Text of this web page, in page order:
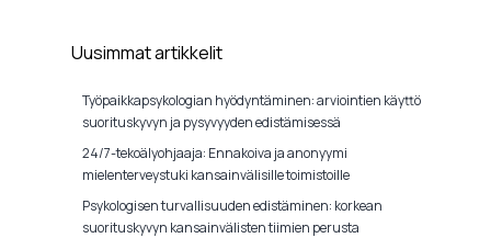
Uusimmat artikkelit
Työpaikkapsykologian hyödyntäminen: arviointien käyttö
suorituskyvyn ja pysyvyyden edistämisessä
24/7-tekoälyohjaaja: Ennakoiva ja anonyymi
mielenterveystuki kansainvälisille toimistoille
Psykologisen turvallisuuden edistäminen: korkean
suorituskyvyn kansainvälisten tiimien perusta